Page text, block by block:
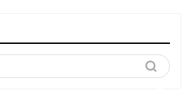
～DA PUMP YORIの晴れ
ばれラジオ～